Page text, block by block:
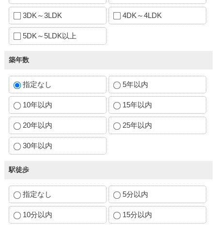
3DK～3LDK 4DK～4LDK
5DK～5LDK以上
築年数
指定なし 5年以内
10年以内 15年以内
20年以内 25年以内
30年以内
駅徒歩
指定なし 5分以内
10分以内 15分以内